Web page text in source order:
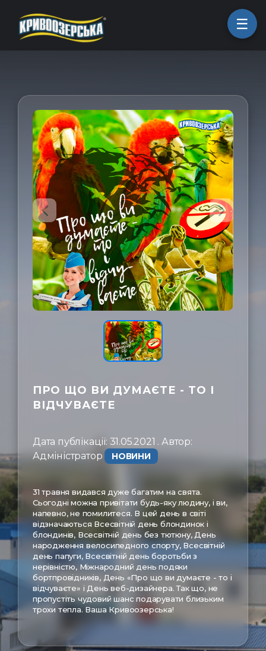
ㅤПродукція
ㅤПро компанію
ㅤКоманда
ㅤКар'єра
ㅤЗв'язатись
ПРО ЩО ВИ ДУМАЄТЕ - ТО І
ВІДЧУВАЄТЕ
Дата публікації: 31.05.2021 . Автор:
Адміністратор ㅤ
НОВИНИ
31 травня видався дуже багатим на свята.
Сьогодні можна привітати будь-яку людину, і ви,
напевно, не помилитеся. В цей день в світі
відзначаються Всесвітній день блондинок і
блондинів, Всесвітній день без тютюну, День
народження велосипедного спорту, Всесвітній
день папуги, Всесвітній день боротьби з
нерівністю, Міжнародний день подяки
бортпровідників, День «Про що ви думаєте - то і
відчуваєте» і День веб-дизайнера. Так що, не
пропустіть чудовий шанс подарувати близьким
трохи тепла. Ваша Кривоозерська!